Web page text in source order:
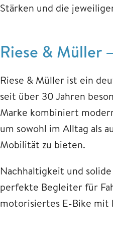
Stärken und die
Riese & Müller
Riese & Müller ist ein
seit über 30 Jahren
Marke kombiniert
um sowohl im Alltag als
Mobilität zu bieten.
Nachhaltigkeit und
perfekte Begleiter für
motorisiertes E-Bike mit